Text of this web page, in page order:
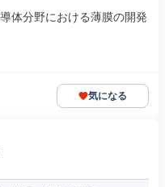
体分野における薄膜の開発
気になる